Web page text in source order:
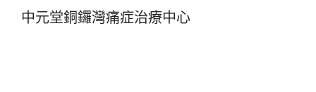
中元堂銅鑼灣痛症治療中心